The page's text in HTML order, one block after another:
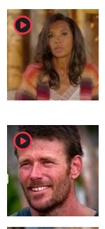
player2
player2